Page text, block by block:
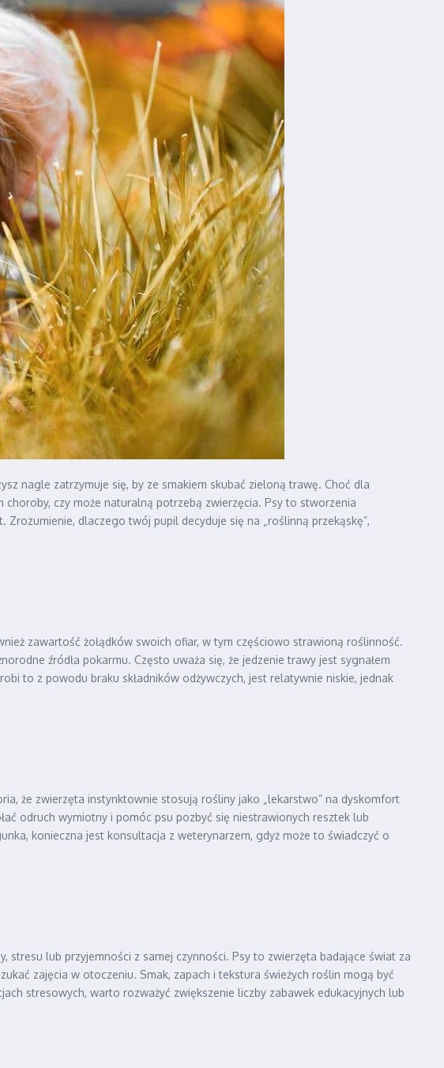
nagle zatrzymuje się, by ze smakiem skubać zieloną trawę. Choć dla
czy może naturalną potrzebą zwierzęcia. Psy to stworzenia
dlaczego twój pupil decyduje się na „roślinną przekąskę”,
zawartość żołądków swoich ofiar, w tym częściowo strawioną roślinność.
źródła pokarmu. Często uważa się, że jedzenie trawy jest sygnałem
to z powodu braku składników odżywczych, jest relatywnie niskie, jednak
że zwierzęta instynktownie stosują rośliny jako „lekarstwo” na dyskomfort
odruch wymiotny i pomóc psu pozbyć się niestrawionych resztek lub
konieczna jest konsultacja z weterynarzem, gdyż może to świadczyć o
stresu lub przyjemności z samej czynności. Psy to zwierzęta badające świat za
zajęcia w otoczeniu. Smak, zapach i tekstura świeżych roślin mogą być
stresowych, warto rozważyć zwiększenie liczby zabawek edukacyjnych lub